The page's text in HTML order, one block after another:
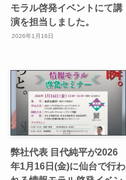
モラル啓発イベントにて講
演を担当しました。
2026年1月16日
弊社代表 目代純平が2026
年1月16日(金)に仙台で行わ